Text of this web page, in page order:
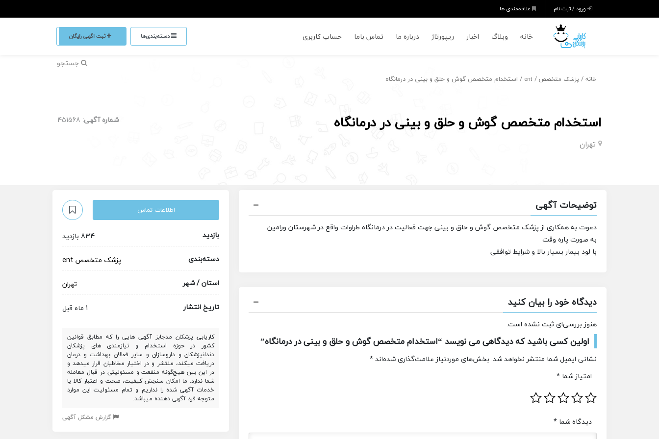
ورود / ثبت نام علاقه‌مندی ها
خانه وبلاگ اخبار ریپورتاژ درباره ما تماس باما حساب کاربری دسته‌بندی‌ها ثبت اگهی رایگان
جستجو
خانه / پزشک متخصص /
ent / استخدام متخصص گوش و حلق و بینی در درمانگاه
استخدام متخصص گوش و حلق و بینی در درمانگاه
تهران
شماره آگهی: 451568
توضیحات آگهی
دعوت به همکاری از پزشک متخصص گوش و حلق و بینیجهت فعالیت در درمانگاه طراوات واقع در شهرستان ورامین
به صورت پاره وقت
با لود بیمار بسیار بالا و شرایط توافقی
دیدگاه خود را بیان کنید
هنوز بررسی‌ای ثبت نشده است.
اولین کسی باشید که دیدگاهی می نویسد “استخدام متخصص گوش و حلق و بینی در درمانگاه”
نشانی ایمیل شما منتشر نخواهد شد. بخش‌های موردنیاز علامت‌گذاری شده‌اند*
امتیاز شما *
دیدگاه شما *
اطلاعات تماس
بازدید
834 بازدید
دسته‌بندی
پزشک متخصص ent
استان / شهر
تهران
تاریخ انتشار
1 ماه قبل
کاریابی پزشکان مدجابز آگهی هایی را که مطابق قوانین
کشور در حوزه استخدام و نیازمندی های پزشکان
دندانپزشکان و داروسازان و سایر فعالان بهداشت و درمان
دریافت میکند، منتشر و در اختیار مخاطبان قرار میدهد و
در این بین هیچ‌گونه منفعت و مسئولیتی در قبال معامله
شما ندارد. ما امکان سنجش کیفیت، صحت و اعتبار کالا یا
خدمات آگهی شده را نداریم و تمام مسئولیت این موارد
متوجه فرد آگهی دهنده میباشد.
گزارش مشکل آگهی